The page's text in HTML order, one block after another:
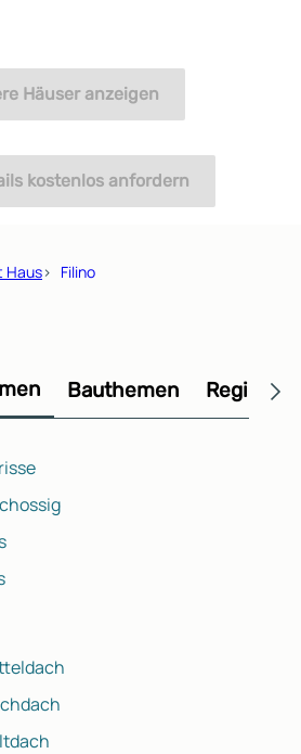
Häuser anzeigen
kostenlos anfordern
Haus› Filino
Bauthemen